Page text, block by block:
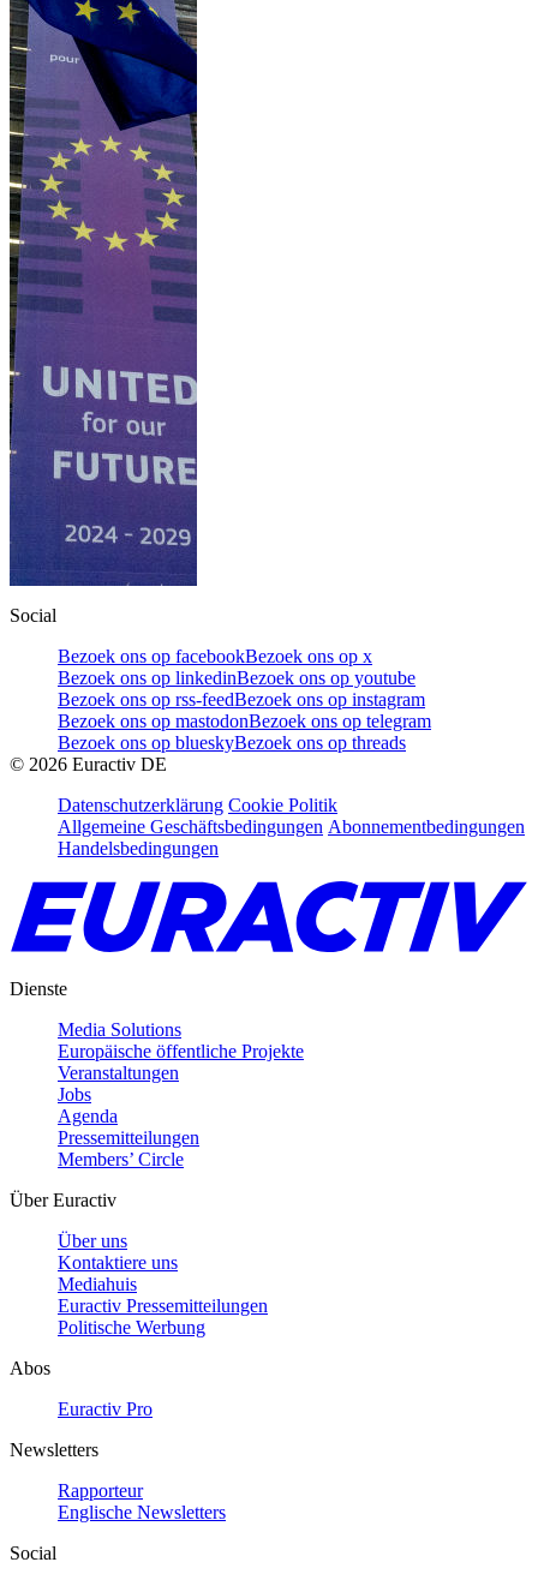
Social
Bezoek ons op facebookBezoek ons op x
Bezoek ons op linkedinBezoek ons op youtube
Bezoek ons op rss-feedBezoek ons op instagram
Bezoek ons op mastodonBezoek ons op telegram
Bezoek ons op blueskyBezoek ons op threads
© 2026 Euractiv DE
Datenschutzerklärung Cookie Politik
Allgemeine Geschäftsbedingungen Abonnementbedingungen
Handelsbedingungen
Dienste
Media Solutions
Europäische öffentliche Projekte
Veranstaltungen
Jobs
Agenda
Pressemitteilungen
Members’ Circle
Über Euractiv
Über uns
Kontaktiere uns
Mediahuis
Euractiv Pressemitteilungen
Politische Werbung
Abos
Euractiv Pro
Newsletters
Rapporteur
Englische Newsletters
Social